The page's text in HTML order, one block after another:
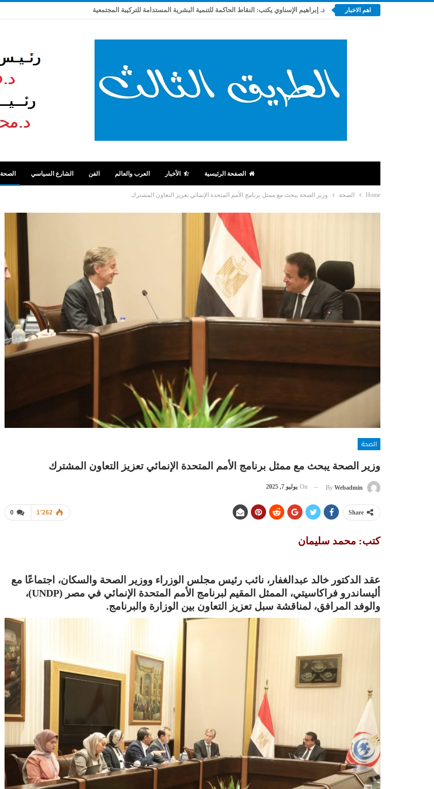
اهم الاخبار د. إبراهيم الإسناوي يكتب: النقاط الحاكمة للتنمية البشرية المستدامة للتركيبة المجتمعية
الصفحة الرئيسية الأخبار العرب والعالم الفن الشارع السياسي الصحة
Home الصحة وزير الصحة يبحث مع ممثل برنامج الأمم المتحدة الإنمائي تعزيز التعاون المشترك
الصحة
وزير الصحة يبحث مع ممثل برنامج الأمم المتحدة الإنمائي تعزيز التعاون المشترك
By Webadmin
On يوليو 7, 2025
0 1٬262 Share
كتب: محمد سليمان
عقد الدكتور خالد عبدالغفار، نائب رئيس مجلس الوزراء ووزير الصحة والسكان، اجتماعًا مع
أليساندرو فراكاسيتي، الممثل المقيم لبرنامج الأمم المتحدة الإنمائي في مصر (UNDP)،
والوفد المرافق، لمناقشة سبل تعزيز التعاون بين الوزارة والبرنامج.